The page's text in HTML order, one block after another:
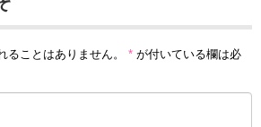
ることはありません。 * が付いている欄は必